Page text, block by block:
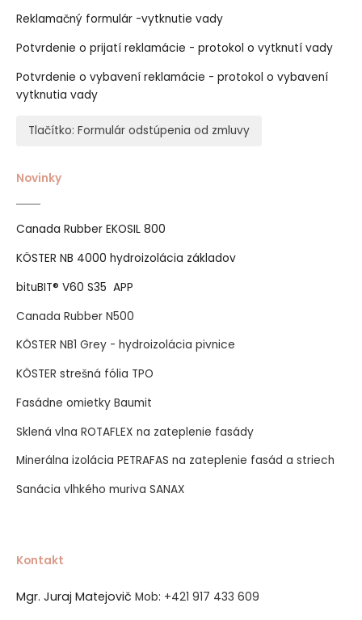
Reklamačný formulár -vytknutie vady
Potvrdenie o prijatí reklamácie - protokol o vytknutí vady
Potvrdenie o vybavení reklamácie - protokol o vybavení
vytknutia vady
Tlačítko: Formulár odstúpenia od zmluvy
Novinky
Canada Rubber EKOSIL 800
KÖSTER NB 4000 hydroizolácia základov
bituBIT® V60 S35 APP
Canada Rubber N500
KÖSTER NB1 Grey - hydroizolácia pivnice
KÖSTER strešná fólia TPO
Fasádne omietky Baumit
Sklená vlna ROTAFLEX na zateplenie fasády
Minerálna izolácia PETRAFAS na zateplenie fasád a striech
Sanácia vlhkého muriva SANAX
Kontakt
Mgr. Juraj Matejovič Mob: +421 917 433 609